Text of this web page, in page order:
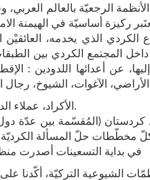
الرجعيّة بالعالم العربي،
الكردي الذي يخدمه، العائقيْن
المجتمع الكردي بين
عن أعدائها اللدودين :
الآغوات، الشيوخ، رجال
الأكراد، عملاء الدولة التركيّة، والخ.
(المُقسّمة بين عدّة دول
في بداية التسعينات أصدرت